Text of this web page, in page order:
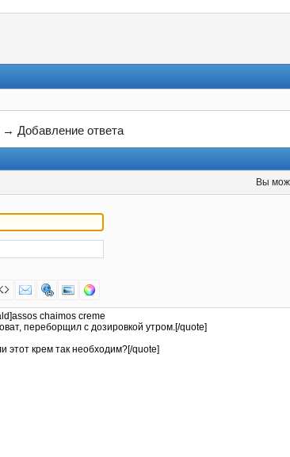
→Добавление ответа
Вы